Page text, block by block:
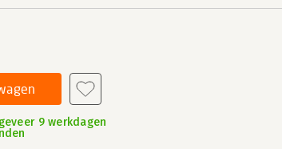
9 werkdagen